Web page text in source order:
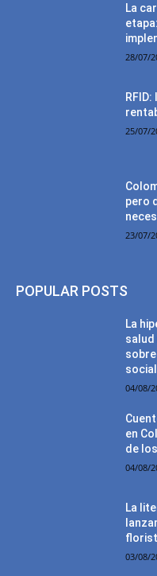
La
28/07/
25/07/
pero
23/07/
POPULAR POSTS
La
04/08/
en
de
04/08/
La
03/08/